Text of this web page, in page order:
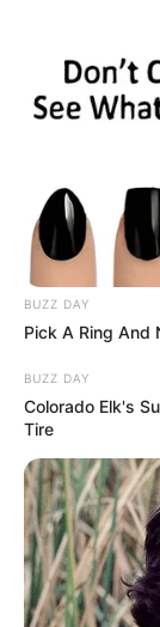
The Best
BRAINBERRIES
BUZZ DAY
Pick A Ring And
BUZZ DAY
Colorado Elk's
Tire